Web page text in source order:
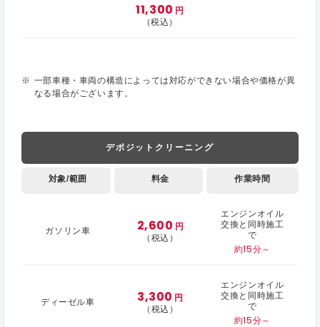
11,300 円
（税込）
一部車種・車両の構造によっては対応ができない場合や価格が異
なる場合がございます。
デポジットクリーニング
対象/範囲 料金 作業時間
ガソリン車 2,600 円
（税込）
エンジンオイル
交換と同時施工
で
約15分～
ディーゼル車 3,300 円
（税込）
エンジンオイル
交換と同時施工
で
約15分～